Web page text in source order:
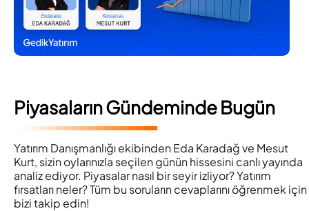
Piyasaların Gündeminde Bugün
Yatırım Danışmanlığı ekibinden Eda Karadağ ve Mesut
Kurt, sizin oylarınızla seçilen günün hissesini canlı yayında
analiz ediyor. Piyasalar nasıl bir seyir izliyor? Yatırım
fırsatları neler? Tüm bu soruların cevaplarını öğrenmek için
bizi takip edin!